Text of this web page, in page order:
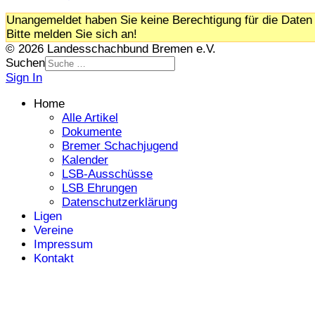
Unangemeldet haben Sie keine Berechtigung für die
Bitte melden Sie sich an!
© 2026 Landesschachbund Bremen e.V.
Suchen
Sign In
Home
Alle Artikel
Dokumente
Bremer Schachjugend
Kalender
LSB-Ausschüsse
LSB Ehrungen
Datenschutzerklärung
Ligen
Vereine
Impressum
Kontakt